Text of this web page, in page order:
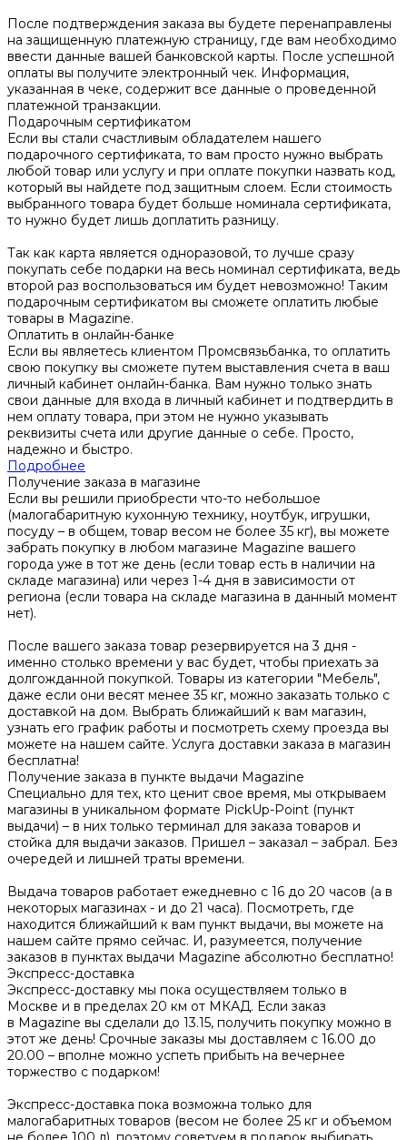
После подтверждения заказа вы будете перенаправлены
на защищенную платежную страницу, где вам необходимо
ввести данные вашей банковской карты. После успешной
оплаты вы получите электронный чек. Информация,
указанная в чеке, содержит все данные о проведенной
платежной транзакции.
Подарочным сертификатом
Если вы стали счастливым обладателем нашего
подарочного сертификата, то вам просто нужно выбрать
любой товар или услугу и при оплате покупки назвать код,
который вы найдете под защитным слоем. Если стоимость
выбранного товара будет больше номинала сертификата,
то нужно будет лишь доплатить разницу.
Так как карта является одноразовой, то лучше сразу
покупать себе подарки на весь номинал сертификата, ведь
второй раз воспользоваться им будет невозможно! Таким
подарочным сертификатом вы сможете оплатить любые
товары в Magazine.
Оплатить в онлайн-банке
Если вы являетесь клиентом Промсвязьбанка, то оплатить
свою покупку вы сможете путем выставления счета в ваш
личный кабинет онлайн-банка. Вам нужно только знать
свои данные для входа в личный кабинет и подтвердить в
нем оплату товара, при этом не нужно указывать
реквизиты счета или другие данные о себе. Просто,
надежно и быстро.
Подробнее
Получение заказа в магазине
Если вы решили приобрести что-то небольшое
(малогабаритную кухонную технику, ноутбук, игрушки,
посуду – в общем, товар весом не более 35 кг), вы можете
забрать покупку в любом магазине Magazine вашего
города уже в тот же день (если товар есть в наличии на
складе магазина) или через 1-4 дня в зависимости от
региона (если товара на складе магазина в данный момент
нет).
После вашего заказа товар резервируется на 3 дня -
именно столько времени у вас будет, чтобы приехать за
долгожданной покупкой. Товары из категории "Мебель",
даже если они весят менее 35 кг, можно заказать только с
доставкой на дом. Выбрать ближайший к вам магазин,
узнать его график работы и посмотреть схему проезда вы
можете на нашем сайте. Услуга доставки заказа в магазин
бесплатна!
Получение заказа в пункте выдачи Magazine
Специально для тех, кто ценит свое время, мы открываем
магазины в уникальном формате PickUp-Point (пункт
выдачи) – в них только терминал для заказа товаров и
стойка для выдачи заказов. Пришел – заказал – забрал. Без
очередей и лишней траты времени.
Выдача товаров работает ежедневно с 16 до 20 часов (а в
некоторых магазинах - и до 21 часа). Посмотреть, где
находится ближайший к вам пункт выдачи, вы можете на
нашем сайте прямо сейчас. И, разумеется, получение
заказов в пунктах выдачи Magazine абсолютно бесплатно!
Экспресс-доставка
Экспресс-доставку мы пока осуществляем только в
Москве и в пределах 20 км от МКАД. Если заказ
в Magazine вы сделали до 13.15, получить покупку можно в
этот же день! Срочные заказы мы доставляем с 16.00 до
20.00 – вполне можно успеть прибыть на вечернее
торжество с подарком!
Экспресс-доставка пока возможна только для
малогабаритных товаров (весом не более 25 кг и объемом